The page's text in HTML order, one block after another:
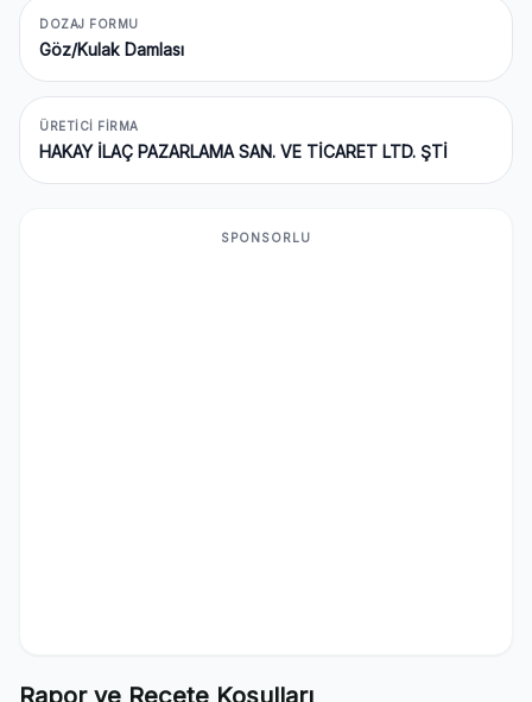
DOZAJ FORMU
Göz/Kulak Damlası
ÜRETICI FIRMA
HAKAY İLAÇ PAZARLAMA SAN. VE TİCARET LTD. ŞTİ
SPONSORLU
Rapor ve Reçete Koşulları